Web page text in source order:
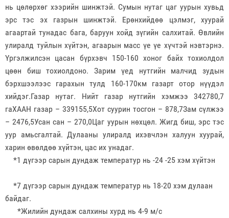
нь цөлөрхөг хээрийн шинжтэй. Сумын нутаг цаг уурын хувьд
эрс тэс эх газрын шинжтэй. Ерөнхийдөө цэлмэг, хуурай
агаартай тунадас бага, баруун хойд зүгийн салхитай. Өвлийн
улиралд туйлын хүйтэн, агаарын масс үе үе хүчтэй нэвтэрнэ.
Үргэлжилсэн цасан бүрхэвч 150-160 хоног байх тохиолдол
цөөн биш тохиолдоно. Зарим үед нутгийн малчид зудын
бэрхшээлээс гарахын тулд 160-170км газарт отор нүүдэл
хийдэг.Газар нутаг. Нийт газар нутгийн хэмжээ 342780,7
гаХААН газар – 339155,5Хот суурин тосгон – 878,7Зам сүлжээ
– 2476,5Усан сан – 270,0Цаг уурын нөхцөл. Жигд биш, эрс тэс
уур амьсгалтай. Дулааны улиралд ихэвчлэн халуун хуурай,
харин өвөлдөө хүйтэн, цас их унадаг.
*1 дүгээр сарын дундаж температур нь -24 -25 хэм хүйтэн
*7 дүгээр сарын дундаж температур нь 18-20 хэм дулаан
байдаг.
*Жилийн дундаж салхины хурд нь 4-9 м/с